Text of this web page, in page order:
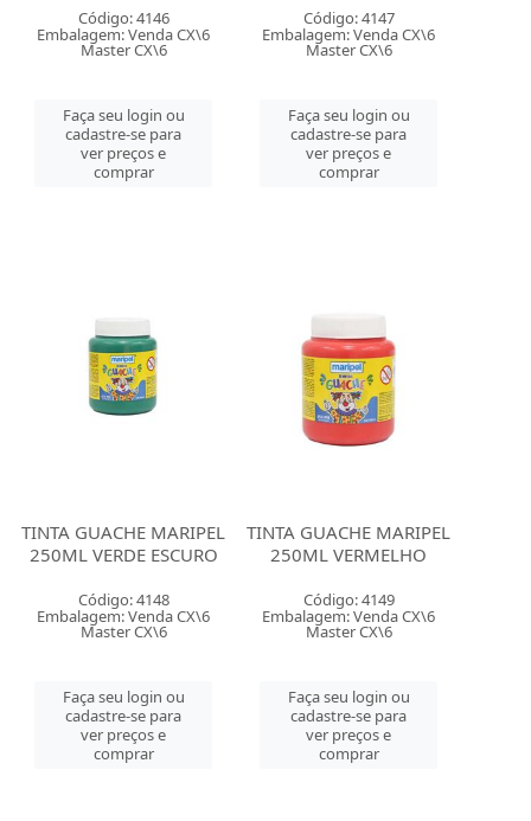
Código: 4146
Embalagem: Venda CX\6
Master CX\6
Faça seu login ou
cadastre-se para
ver preços e
comprar
Código: 4147
Embalagem: Venda CX\6
Master CX\6
Faça seu login ou
cadastre-se para
ver preços e
comprar
TINTA GUACHE MARIPEL
250ML VERDE ESCURO
Código: 4148
Embalagem: Venda CX\6
Master CX\6
Faça seu login ou
cadastre-se para
ver preços e
comprar
TINTA GUACHE MARIPEL
250ML VERMELHO
Código: 4149
Embalagem: Venda CX\6
Master CX\6
Faça seu login ou
cadastre-se para
ver preços e
comprar